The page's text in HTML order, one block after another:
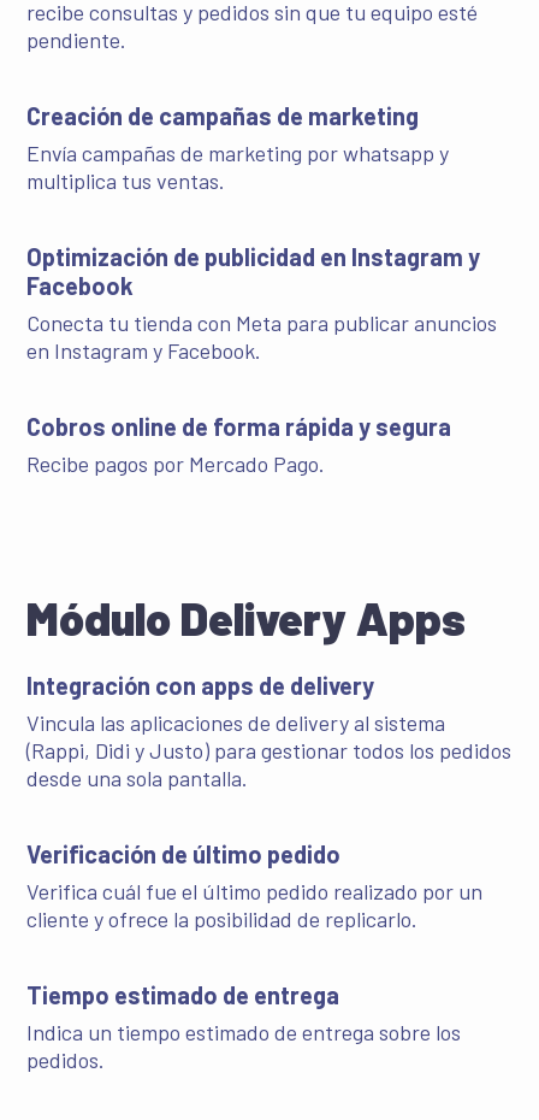
recibe consultas y pedidos sin que tu equipo esté
pendiente.
Creación de campañas de marketing
Envía campañas de marketing por whatsapp y
multiplica tus ventas.
Optimización de publicidad en Instagram y
Facebook
Conecta tu tienda con Meta para publicar anuncios
en Instagram y Facebook.
Cobros online de forma rápida y segura
Recibe pagos por Mercado Pago.
Módulo Delivery Apps
Integración con apps de delivery
Vincula las aplicaciones de delivery al sistema
(Rappi, Didi y Justo) para gestionar todos los pedidos
desde una sola pantalla.
Verificación de último pedido
Verifica cuál fue el último pedido realizado por un
cliente y ofrece la posibilidad de replicarlo.
Tiempo estimado de entrega
Indica un tiempo estimado de entrega sobre los
pedidos.